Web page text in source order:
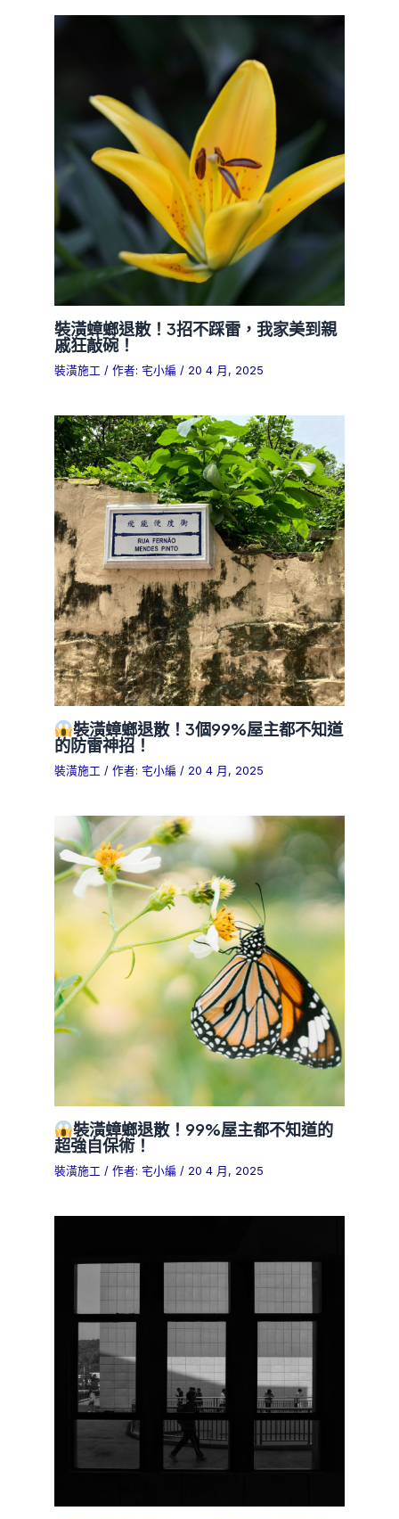
裝潢蟑螂退散！3招不踩雷，我家美到親
戚狂敲碗！
裝潢施工 / 作者: 宅小編 / 20 4 月, 2025
裝潢蟑螂退散！3個99%屋主都不知道
的防雷神招！
裝潢施工 / 作者: 宅小編 / 20 4 月, 2025
裝潢蟑螂退散！99%屋主都不知道的
超強自保術！
裝潢施工 / 作者: 宅小編 / 20 4 月, 2025